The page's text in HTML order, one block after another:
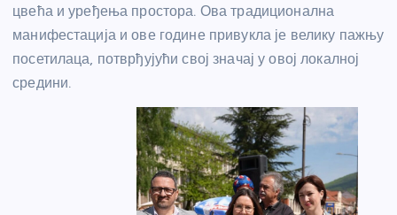
цвећа и уређења простора. Ова традиционална
манифестација и ове године привукла је велику пажњу
посетилаца, потврђујући свој значај у овој локалној
средини.